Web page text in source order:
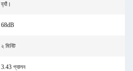
হ্যাঁ।
68dB
২ মিনিট
3.43 গ্যালন